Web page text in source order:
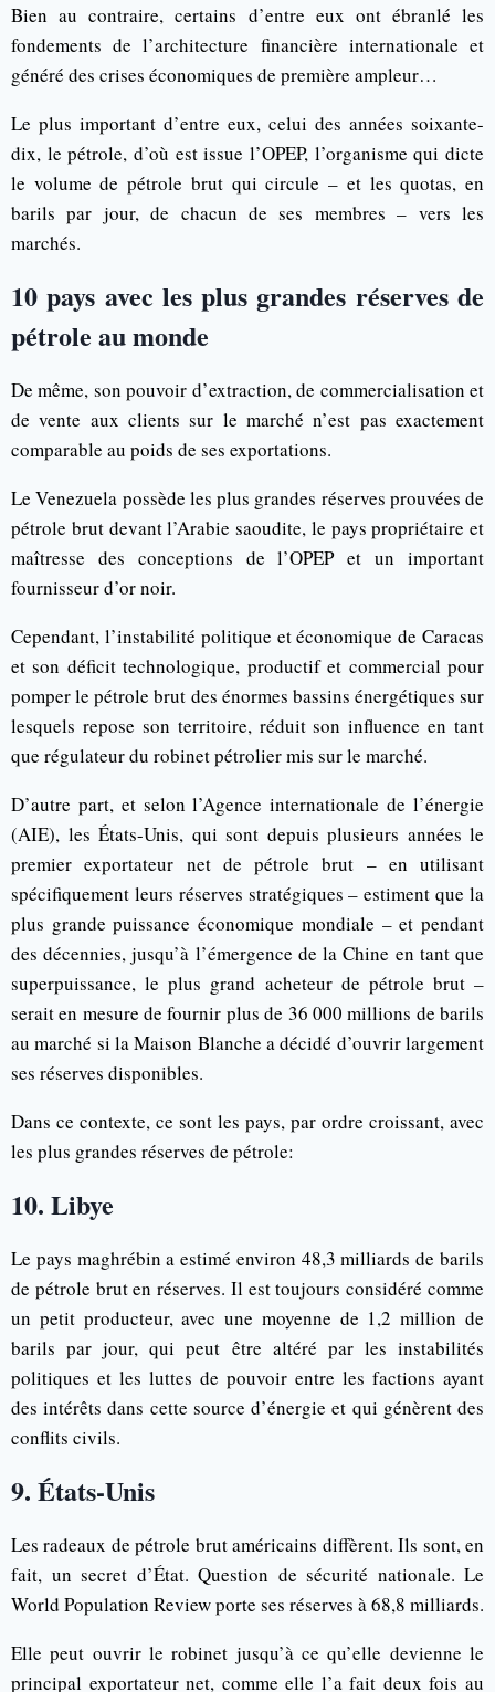
Bien au contraire, certains d’entre eux ont ébranlé les
fondements de l’architecture financière internationale et
généré des crises économiques de première ampleur…
Le plus important d’entre eux, celui des années soixante-
dix, le pétrole, d’où est issue l’OPEP, l’organisme qui dicte
le volume de pétrole brut qui circule – et les quotas, en
barils par jour, de chacun de ses membres – vers les
marchés.
10 pays avec les plus grandes réserves de
pétrole au monde
De même, son pouvoir d’extraction, de commercialisation et
de vente aux clients sur le marché n’est pas exactement
comparable au poids de ses exportations.
Le Venezuela possède les plus grandes réserves prouvées de
pétrole brut devant l’Arabie saoudite, le pays propriétaire et
maîtresse des conceptions de l’OPEP et un important
fournisseur d’or noir.
Cependant, l’instabilité politique et économique de Caracas
et son déficit technologique, productif et commercial pour
pomper le pétrole brut des énormes bassins énergétiques sur
lesquels repose son territoire, réduit son influence en tant
que régulateur du robinet pétrolier mis sur le marché.
D’autre part, et selon l’Agence internationale de l’énergie
(AIE), les États-Unis, qui sont depuis plusieurs années le
premier exportateur net de pétrole brut – en utilisant
spécifiquement leurs réserves stratégiques – estiment que la
plus grande puissance économique mondiale – et pendant
des décennies, jusqu’à l’émergence de la Chine en tant que
superpuissance, le plus grand acheteur de pétrole brut –
serait en mesure de fournir plus de 36 000 millions de barils
au marché si la Maison Blanche a décidé d’ouvrir largement
ses réserves disponibles.
Dans ce contexte, ce sont les pays, par ordre croissant, avec
les plus grandes réserves de pétrole:
10. Libye
Le pays maghrébin a estimé environ 48,3 milliards de barils
de pétrole brut en réserves. Il est toujours considéré comme
un petit producteur, avec une moyenne de 1,2 million de
barils par jour, qui peut être altéré par les instabilités
politiques et les luttes de pouvoir entre les factions ayant
des intérêts dans cette source d’énergie et qui génèrent des
conflits civils.
9. États-Unis
Les radeaux de pétrole brut américains diffèrent. Ils sont, en
fait, un secret d’État. Question de sécurité nationale. Le
World Population Review porte ses réserves à 68,8 milliards.
Elle peut ouvrir le robinet jusqu’à ce qu’elle devienne le
principal exportateur net, comme elle l’a fait deux fois au